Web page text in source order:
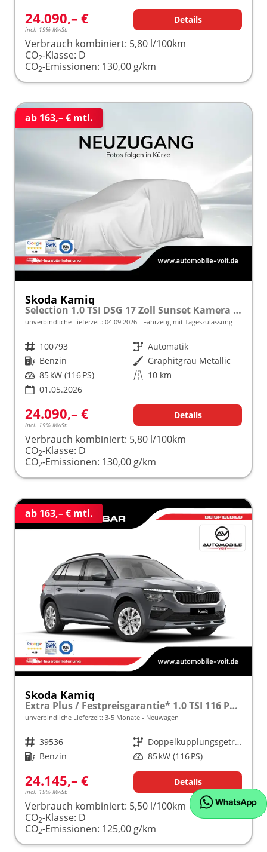
24.090,– €
incl. 19% MwSt.
Details
Verbrauch kombiniert: 5,80 l/100km
CO2-Klasse: D
CO2-Emissionen: 130,00 g/km
ab 163,– € mtl.
Skoda Kamiq
Selection 1.0 TSI DSG 17 Zoll Sunset Kamera PDC v+h
unverbindliche Lieferzeit: 04.09.2026 Fahrzeug mit Tageszulassung
Fahrzeugnr. 100793 Getriebe Automatik
Kraftstoff Benzin Außenfarbe Graphitgrau Metallic
Leistung 85 kW (116 PS) Kilometerstand 10 km
01.05.2026
24.090,– €
incl. 19% MwSt.
Details
Verbrauch kombiniert: 5,80 l/100km
CO2-Klasse: D
CO2-Emissionen: 130,00 g/km
ab 163,– € mtl.
Skoda Kamiq
Extra Plus / Festpreisgarantie* 1.0 TSI 116 PS DSG frei konfigurierbar!
unverbindliche Lieferzeit: 3-5 Monate Neuwagen
Fahrzeugnr. 39536 Getriebe
Doppelkupplungsgetriebe (DSG)
Kraftstoff Benzin Leistung 85 kW (116 PS)
24.145,– €
incl. 19% MwSt.
Details
Verbrauch kombiniert: 5,50 l/100km
CO2-Klasse: D
CO2-Emissionen: 125,00 g/km